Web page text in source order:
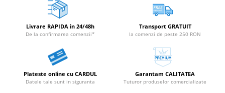
Livrare RAPIDA in 24/48h
De la confirmarea comenzii*
Transport GRATUIT
la comenzi de peste 250 RON
Plateste online cu CARDUL
Datele tale sunt in siguranta
Garantam CALITATEA
Tuturor produselor comercializate